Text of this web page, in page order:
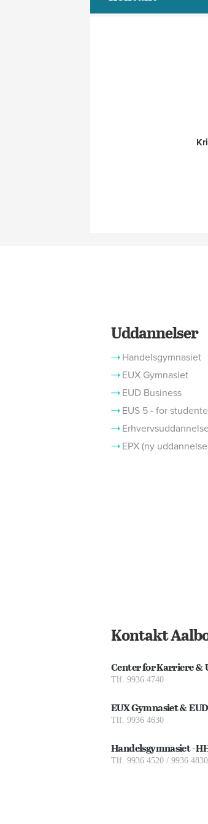
Uddannelser
Handelsgymnasiet
EUX Gymnasiet
EUD Business
EUS 5 - for
EPX (ny
Kontakt
Center for Karriere &
Tlf. 9936 4740
EUX Gymnasiet &
Tlf. 9936 4630
Handelsgymnasiet -
Tlf. 9936 4520 / 9936 4830